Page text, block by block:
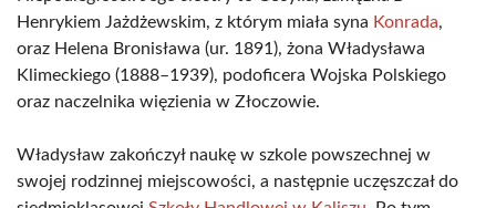
Henrykiem Jażdżewskim, z którym miała syna Konrada,
oraz Helena Bronisława (ur. 1891), żona Władysława
Klimeckiego (1888–1939), podoficera Wojska Polskiego
oraz naczelnika więzienia w Złoczowie.
Władysław zakończył naukę w szkole powszechnej w
swojej rodzinnej miejscowości, a następnie uczęszczał do